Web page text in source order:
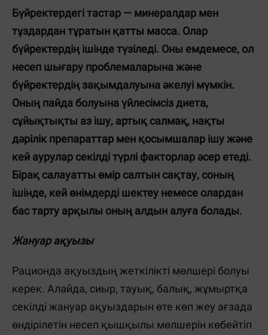
Бүйректердегі тастар — минералдар мен
тұздардан тұратын қатты масса. Олар
бүйректердің ішінде түзіледі. Оны емдемесе, ол
несеп шығару проблемаларына және
бүйректердің зақымдалуына әкелуі мүмкін.
Оның пайда болуына үйлесімсіз диета,
сұйықтықты аз ішу, артық салмақ, нақты
дәрілік препараттар мен қосымшалар ішу және
кей аурулар секілді түрлі факторлар әсер етеді.
Бірақ салауатты өмір салтын сақтау, соның
ішінде, кей өнімдерді шектеу немесе олардан
бас тарту арқылы оның алдын алуға болады.
Жануар ақуызы
Рационда ақуыздың жеткілікті мөлшері болуы
керек. Алайда, сиыр, тауық, балық, жұмыртқа
секілді жануар ақуыздарын өте көп жеу ағзада
өндірілетін несеп қышқылы мөлшерін көбейтіп